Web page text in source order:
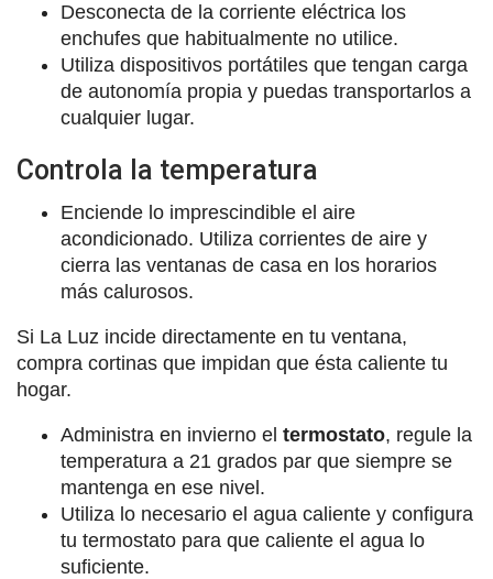
Desconecta de la corriente eléctrica los
enchufes que habitualmente no utilice.
Utiliza dispositivos portátiles que tengan carga
de autonomía propia y puedas transportarlos a
cualquier lugar.
Controla la temperatura
Enciende lo imprescindible el aire
acondicionado. Utiliza corrientes de aire y
cierra las ventanas de casa en los horarios
más calurosos.
Si La Luz incide directamente en tu ventana,
compra cortinas que impidan que ésta caliente tu
hogar.
Administra en invierno el termostato, regule la
temperatura a 21 grados par que siempre se
mantenga en ese nivel.
Utiliza lo necesario el agua caliente y configura
tu termostato para que caliente el agua lo
suficiente.